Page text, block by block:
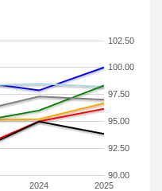
2024 2025
90.00
92.50
95.00
97.50
100.00
102.50